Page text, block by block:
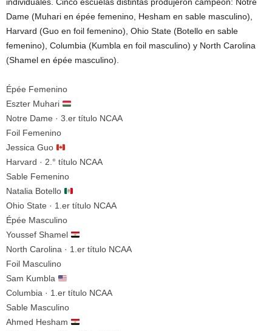
individuales. Cinco escuelas distintas produjeron campeón: Notre
Dame (Muhari en épée femenino, Hesham en sable masculino),
Harvard (Guo en foil femenino), Ohio State (Botello en sable
femenino), Columbia (Kumbla en foil masculino) y North Carolina
(Shamel en épée masculino).
Épée Femenino
Eszter Muhari
Notre Dame · 3.er título NCAA
Foil Femenino
Jessica Guo
Harvard · 2.° título NCAA
Sable Femenino
Natalia Botello
Ohio State · 1.er título NCAA
Épée Masculino
Youssef Shamel
North Carolina · 1.er título NCAA
Foil Masculino
Sam Kumbla
Columbia · 1.er título NCAA
Sable Masculino
Ahmed Hesham